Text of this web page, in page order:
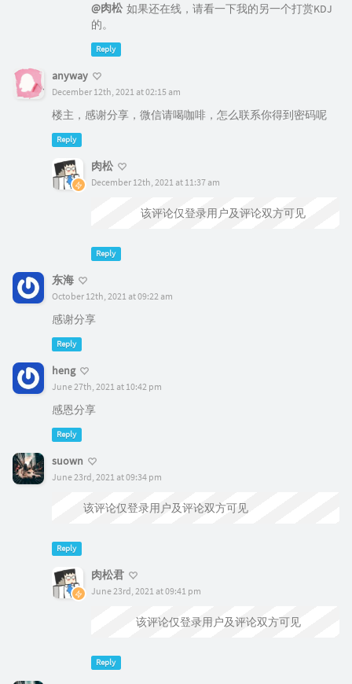
@肉松 如果还在线，请看一下我的另一个打赏KDJ
的。
Reply
anyway
December 12th, 2021 at 02:15 am
楼主，感谢分享，微信请喝咖啡，怎么联系你得到密码呢
Reply
肉松
December 12th, 2021 at 11:37 am
该评论仅登录用户及评论双方可见
Reply
东海
October 12th, 2021 at 09:22 am
感谢分享
Reply
heng
June 27th, 2021 at 10:42 pm
感恩分享
Reply
suown
June 23rd, 2021 at 09:34 pm
该评论仅登录用户及评论双方可见
Reply
肉松君
June 23rd, 2021 at 09:41 pm
该评论仅登录用户及评论双方可见
Reply